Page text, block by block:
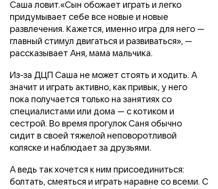
Саша ловит.«Сын обожает играть и легко
придумывает себе все новые и новые
развлечения. Кажется, именно игра для него —
главный стимул двигаться и развиваться», —
рассказывает Аня, мама мальчика.
Из-за ДЦП Саша не может стоять и ходить. А
значит и играть активно, как привык, у него
пока получается только на занятиях со
специалистами или дома — с котиком и
сестрой. Во время прогулок Саня обычно
сидит в своей тяжелой неповоротливой
коляске и наблюдает за друзьями.
А ведь так хочется к ним присоединиться:
болтать, смеяться и играть наравне со всеми. С